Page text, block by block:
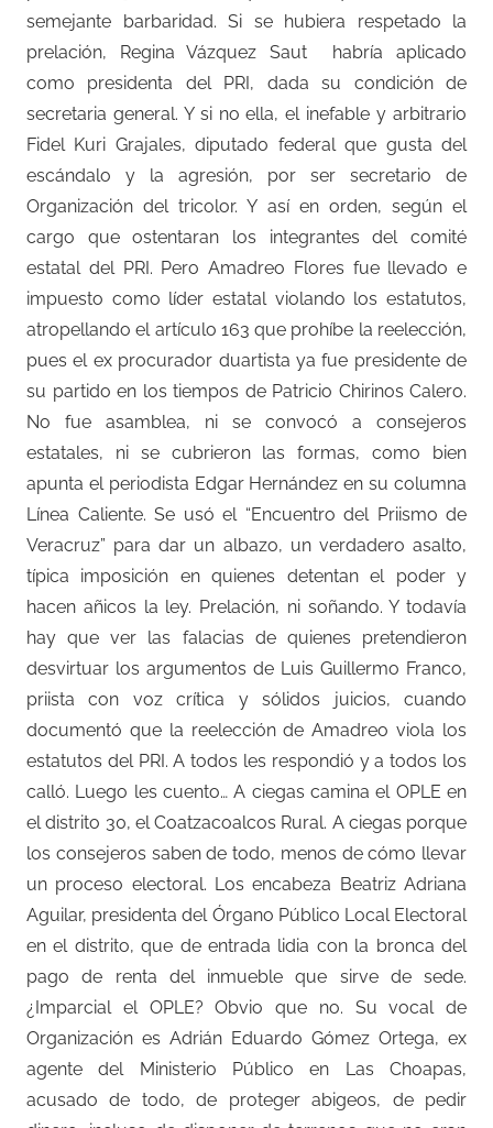
semejante barbaridad. Si se hubiera respetado la
prelación, Regina Vázquez Saut
habría aplicado
como presidenta del PRI, dada su condición de
secretaria general. Y si no ella, el inefable y arbitrario
Fidel Kuri Grajales, diputado federal que gusta del
escándalo y la agresión, por ser secretario de
Organización del tricolor. Y así en orden, según el
cargo que ostentaran los integrantes del comité
estatal del PRI. Pero Amadreo Flores fue llevado e
impuesto como líder estatal violando los estatutos,
atropellando el artículo 163 que prohíbe la reelección,
pues el ex procurador duartista ya fue presidente de
su partido en los tiempos de Patricio Chirinos Calero.
No fue asamblea, ni se convocó a consejeros
estatales, ni se cubrieron las formas, como bien
apunta el periodista Edgar Hernández en su columna
Línea Caliente. Se usó el “Encuentro del Priismo de
Veracruz” para dar un albazo, un verdadero asalto,
típica imposición en quienes detentan el poder y
hacen añicos la ley. Prelación, ni soñando. Y todavía
hay que ver las falacias de quienes pretendieron
desvirtuar los argumentos de Luis Guillermo Franco,
priista con voz crítica y sólidos juicios, cuando
documentó que la reelección de Amadreo viola los
estatutos del PRI. A todos les respondió y a todos los
calló. Luego les cuento… A ciegas camina el OPLE en
el distrito 30, el Coatzacoalcos Rural. A ciegas porque
los consejeros saben de todo, menos de cómo llevar
un proceso electoral. Los encabeza Beatriz Adriana
Aguilar, presidenta del Órgano Público Local Electoral
en el distrito, que de entrada lidia con la bronca del
pago de renta del inmueble que sirve de sede.
¿Imparcial el OPLE? Obvio que no. Su vocal de
Organización es Adrián Eduardo Gómez Ortega, ex
agente del Ministerio Público en Las Choapas,
acusado de todo, de proteger abigeos, de pedir